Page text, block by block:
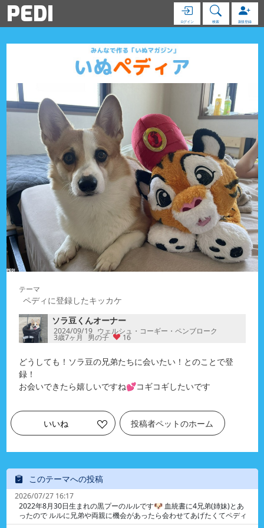
PEDI ログイン 検索 新規登録
ペディに登録したキッカケ
ソラ豆くんオーナー
2024/09/19 ウェルシュ・コーギー・ペンブローク
3歳7ヶ月 男の子 16
どうしても！ソラ豆の兄弟たちに会いたい！とのことで登
録！
お会いできたら嬉しいですね💕︎コギコギしたいです
いいね 投稿者ペットのホーム
このテーマへの投稿
2026/07/27 16:17
2022年8月30日生まれの黒プーのルルです🐶 血統書に4兄弟(姉妹)とあ
ったので ルルに兄弟や両親に機会があったら会わせてあげたくてペディ
に登録しました 生まれたのは埼玉県のニシキガーデンです ネットで調べ